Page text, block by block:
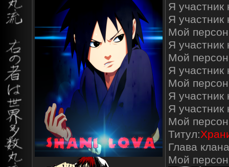
Я участник
Я участник
Мой
Я участник
Мой
Я участник
Мой
Я участник
Я участник
Мой
Титул:
Глава
Мой